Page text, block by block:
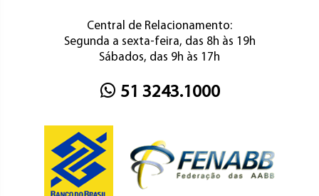
Central de Relacionamento:
Segunda a sexta-feira, das 8h às 19h
Sábados, das 9h às 17h
51 3243.1000